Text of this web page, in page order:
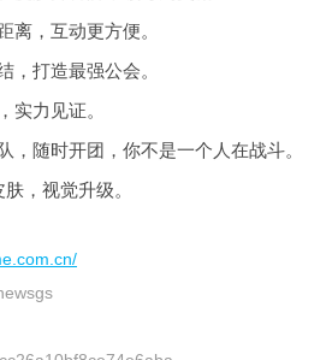
离，互动更方便。
，打造最强公会。
，实力见证。
，随时开团，你不是一个人在战斗。
，视觉升级。